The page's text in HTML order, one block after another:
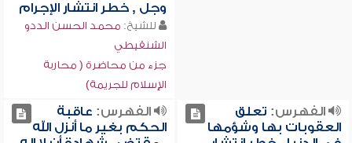
وجل , خطر انتشار الإجرام
للشيخ: محمد الحسن الددو
الشنقيطي
جزء من محاضرة ( محاربة
الإسلام للجريمة)
الفهرس: تعلق
العقوبات بها وشؤمها
الفهرس: عاقبة
الحكم بغير ما أنزل الله